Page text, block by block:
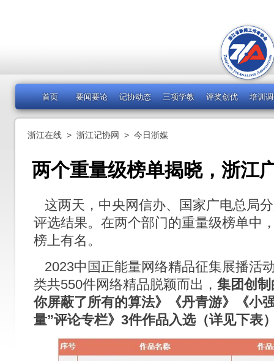
首页 要闻要论 记协动态 三项学教 评奖创优 培训
浙江在线 > 浙江记协网 > 今日浙媒
两个重量级榜单揭晓，浙江
这两天，中央网信办、国家广电总局
评选结果。在两个部门的重量级榜单中
榜上有名。
2023中国正能量网络精品征集展播活
类共550件网络精品脱颖而出， 集团创
你屏蔽了所有的算法》《丹青游》《小
量”评论专栏》3件作品入选（详见下表